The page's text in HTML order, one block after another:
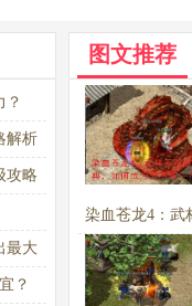
？
解析
攻略
最大
？
图文推荐
染血苍龙4：武
宝典，如何成
一？